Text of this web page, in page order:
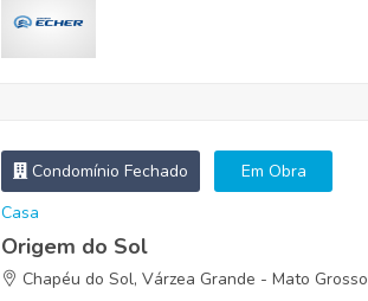
Condomínio Fechado Em Obra
Casa
Origem do Sol
Chapéu do Sol, Várzea Grande - Mato Grosso